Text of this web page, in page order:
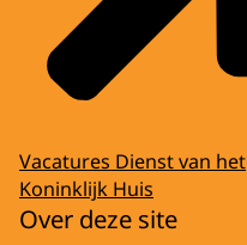
Vacatures Dienst van het
Koninklijk Huis
Over deze site